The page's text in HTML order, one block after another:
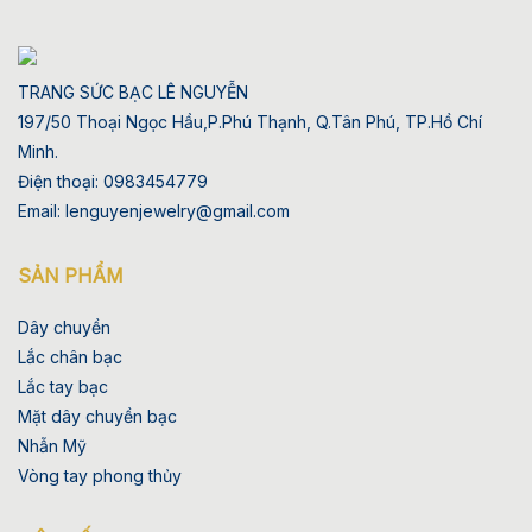
TRANG SỨC BẠC LÊ NGUYỄN
197/50 Thoại Ngọc Hầu,P.Phú Thạnh, Q.Tân Phú, TP.Hồ Chí
Minh.
Điện thoại: 0983454779
Email: lenguyenjewelry@gmail.com
SẢN PHẨM
Dây chuyền
Lắc chân bạc
Lắc tay bạc
Mặt dây chuyền bạc
Nhẫn Mỹ
Vòng tay phong thủy